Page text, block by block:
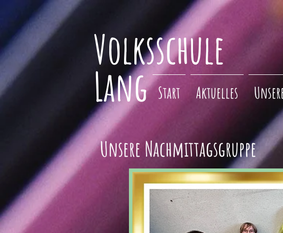
Volksschule
Lang Start Aktuelles
Unsere Nachmittagsgruppe